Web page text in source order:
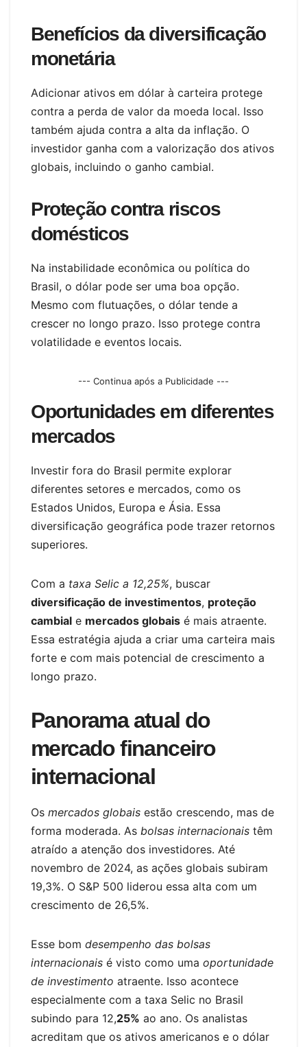
Benefícios da diversificação
monetária
Adicionar ativos em dólar à carteira protege
contra a perda de valor da moeda local. Isso
também ajuda contra a alta da inflação. O
investidor ganha com a valorização dos ativos
globais, incluindo o ganho cambial.
Proteção contra riscos
domésticos
Na instabilidade econômica ou política do
Brasil, o dólar pode ser uma boa opção.
Mesmo com flutuações, o dólar tende a
crescer no longo prazo. Isso protege contra
volatilidade e eventos locais.
--- Continua após a Publicidade ---
Oportunidades em diferentes
mercados
Investir fora do Brasil permite explorar
diferentes setores e mercados, como os
Estados Unidos, Europa e Ásia. Essa
diversificação geográfica pode trazer retornos
superiores.
Com a taxa Selic a 12,25%, buscar
diversificação de investimentos, proteção
cambial e mercados globais é mais atraente.
Essa estratégia ajuda a criar uma carteira mais
forte e com mais potencial de crescimento a
longo prazo.
Panorama atual do
mercado financeiro
internacional
Os mercados globais estão crescendo, mas de
forma moderada. As bolsas internacionais têm
atraído a atenção dos investidores. Até
novembro de 2024, as ações globais subiram
19,3%. O S&P 500 liderou essa alta com um
crescimento de 26,5%.
Esse bom desempenho das bolsas
internacionais é visto como uma oportunidade
de investimento atraente. Isso acontece
especialmente com a taxa Selic no Brasil
subindo para 12,25% ao ano. Os analistas
acreditam que os ativos americanos e o dólar